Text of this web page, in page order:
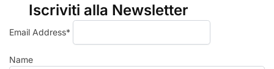
Iscriviti alla Newsletter
Email Address*
Name